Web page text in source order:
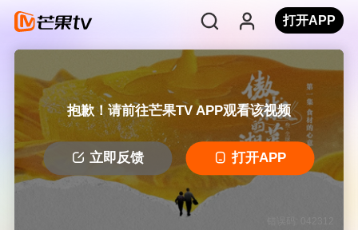
打开APP
抱歉！请前往芒果TV APP观看该视频
立即反馈 打开APP